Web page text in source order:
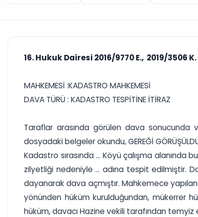
16. Hukuk Dairesi 2016/9770 E., 2019/3506 K.
MAHKEMESİ :KADASTRO MAHKEMESİ
DAVA TÜRÜ : KADASTRO TESPİTİNE İTİRAZ
Taraflar arasında görülen dava sonucunda
dosyadaki belgeler okundu, GEREĞİ
Kadastro sırasında ... Köyü çalışma alanında
zilyetliği nedeniyle ... adına tespit edilmiştir.
dayanarak dava açmıştır. Mahkemece
yönünden hüküm kurulduğundan, mükerrer
hüküm, davacı Hazine vekili tarafından temyiz